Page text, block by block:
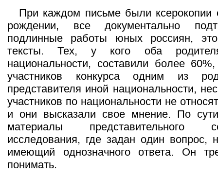
При каждом письме были ксерокопии
рождении, все документально
подлинные работы юных россиян,
тексты. Тех, у кого оба
национальности, составили более
участников конкурса одним из
представителя иной национальности,
участников по национальности не
и они высказали свое мнение. По
материалы представительного
исследования, где задан один вопрос,
имеющий однозначного ответа. Он
понимать.